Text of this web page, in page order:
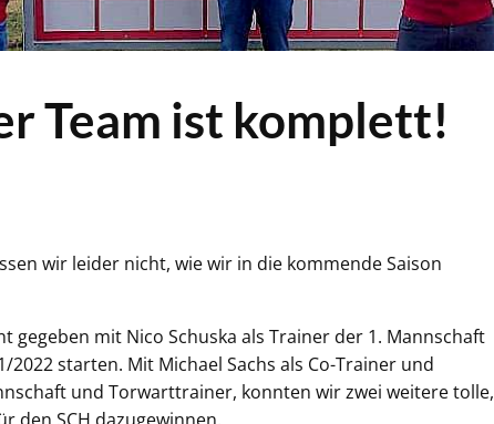
Team ist komplett!
wir leider nicht, wie wir in die kommende Saison
gegeben mit Nico Schuska als Trainer der 1. Mannschaft
starten. Mit Michael Sachs als Co-Trainer und
und Torwarttrainer, konnten wir zwei weitere tolle,